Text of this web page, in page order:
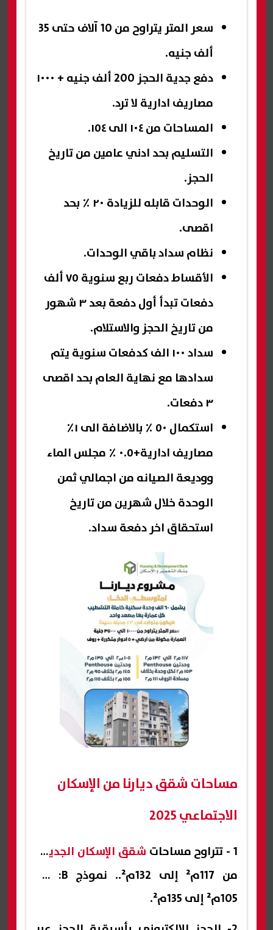
سعر المتر يتراوح من 10 آلاف حتى 35
ألف جنيه.
دفع جدية الحجز 200 ألف جنيه + ١٠٠٠
مصاريف ادارية لا ترد.
المساحات من ١٠٤ الى ١٥٤.
التسليم بحد ادني عامين من تاريخ
الحجز.
الوحدات قابله للزيادة ٢٠ ٪ بحد
اقصى.
نظام سداد باقي الوحدات.
الأقساط دفعات ربع سنوية ٧٥ ألف
دفعات تبدأ أول دفعة بعد ٣ شهور
من تاريخ الحجز والاستلام.
سداد ١٠٠ الف كدفعات سنوية يتم
سدادها مع نهاية العام بحد اقصى
٣ دفعات.
استكمال ٥٠ ٪ بالاضافة الى ١٪
مصاريف ادارية+٠.٥ ٪ مجلس الماء
ووديعة الصيانه من اجمالي ثمن
الوحدة خلال شهرين من تاريخ
استحقاق اخر دفعة سداد.
مساحات شقق ديارنا من الإسكان
الاجتماعي 2025
1 - تتراوح مساحات
شقق الإسكان الجديدة
من 117م² إلى 132م².. نموذج B: من
105م² إلى 135م².